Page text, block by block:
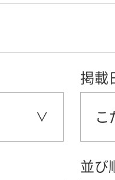
掲載
こ
並び